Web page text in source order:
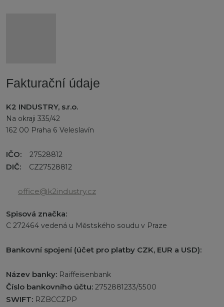
Fakturační údaje
K2 INDUSTRY, s.r.o.
Na okraji 335/42
162 00 Praha 6 Veleslavín
IČO: 27528812
DIČ: CZ27528812
office@k2industry.cz
Spisová značka:
C 272464 vedená u Městského soudu v Praze
Bankovní spojení (účet pro platby CZK, EUR a USD):
Název banky: Raiffeisenbank
Číslo bankovního účtu: 2752881233/5500
SWIFT: RZBCCZPP